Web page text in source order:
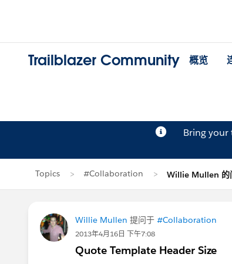
Trailblazer Community 概览
Bring
Topics #Collaboration Willie Mullen 的
Willie Mullen 提问于 #Collaboration
2013年4月16日 下午7:08
Quote Template Header Size